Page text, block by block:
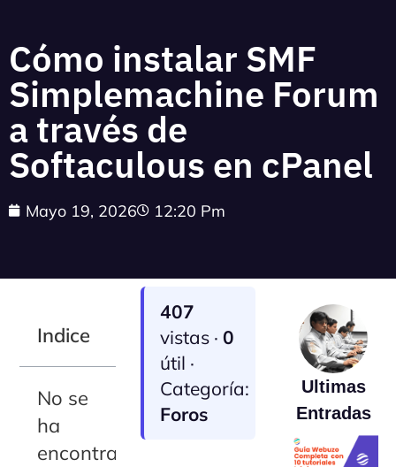
Cómo instalar SMF
Simplemachine Forum
a través de
Softaculous en cPanel
Mayo 19, 2026 12:20 Pm
Indice
No se
ha
encontrado
407
vistas ·0
útil ·
Categoría:
Foros
Ultimas
Entradas